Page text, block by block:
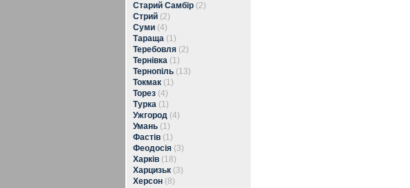
Старий Самбір (2)
Стрий (2)
Суми (4)
Тараща (1)
Теребовля (2)
Тернівка (1)
Тернопіль (13)
Токмак (1)
Торез (4)
Турка (1)
Ужгород (4)
Умань (1)
Фастів (1)
Феодосія (3)
Харків (18)
Харцизьк (3)
Херсон (8)